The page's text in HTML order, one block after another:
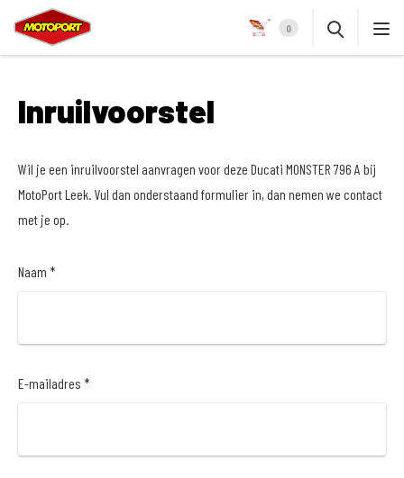
0
Inruilvoorstel
Wil je een inruilvoorstel aanvragen voor deze Ducati MONSTER 796 A bij
MotoPort Leek. Vul dan onderstaand formulier in, dan nemen we contact
met je op.
Naam *
E-mailadres *